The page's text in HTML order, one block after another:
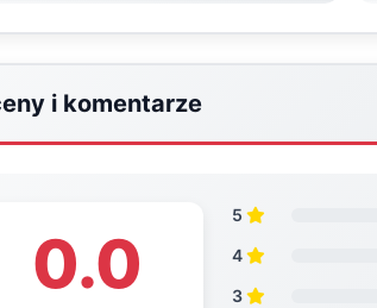
i komentarze
0.0
5
4
3